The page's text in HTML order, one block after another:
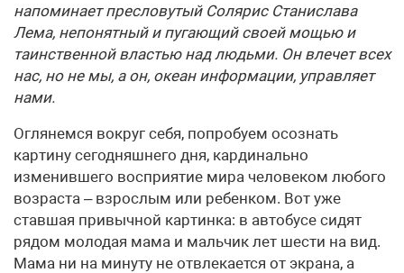
напоминает пресловутый Солярис Станислава
Лема, непонятный и пугающий своей мощью и
таинственной властью над людьми. Он влечет всех
нас, но не мы, а он, океан информации, управляет
нами.
Оглянемся вокруг себя, попробуем осознать
картину сегодняшнего дня, кардинально
изменившего восприятие мира человеком любого
возраста – взрослым или ребенком. Вот уже
ставшая привычной картинка: в автобусе сидят
рядом молодая мама и мальчик лет шести на вид.
Мама ни на минуту не отвлекается от экрана, а